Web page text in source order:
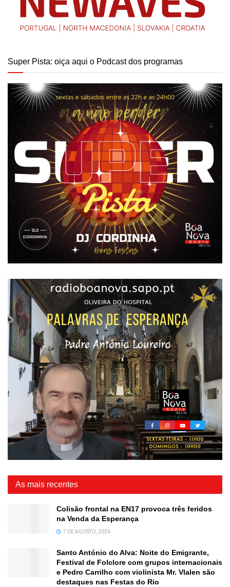
Super Pista: oiça aqui o Podcast dos programas
As mais recentes
Colisão frontal na EN17 provoca três feridos
na Venda da Esperança
7 DE AGOSTO, 2026
Santo António do Alva: Noite do Emigrante,
Festival de Folclore com grupos internacionais
e Pedro Carrilho com violinista Mr. Vlalen são
destaques nas Festas do Rio